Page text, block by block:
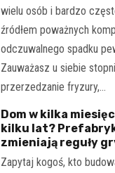
wielu osób i bardzo
źródłem poważnych
odczuwalnego spadku
Zauważasz u siebie
przerzedzanie fryzury,…
Dom w kilka
kilku lat?
zmieniają reguły
Zapytaj kogoś, kto